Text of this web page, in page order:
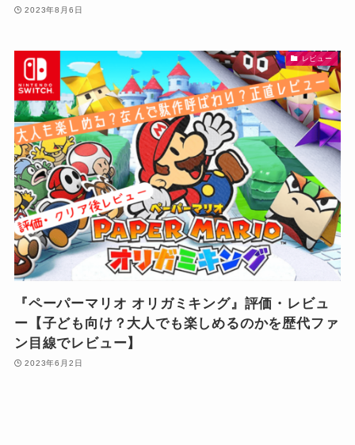
2023年8月6日
レビュー
『ペーパーマリオ オリガミキング』評価・レビュ
ー【子ども向け？大人でも楽しめるのかを歴代ファ
ン目線でレビュー】
2023年6月2日